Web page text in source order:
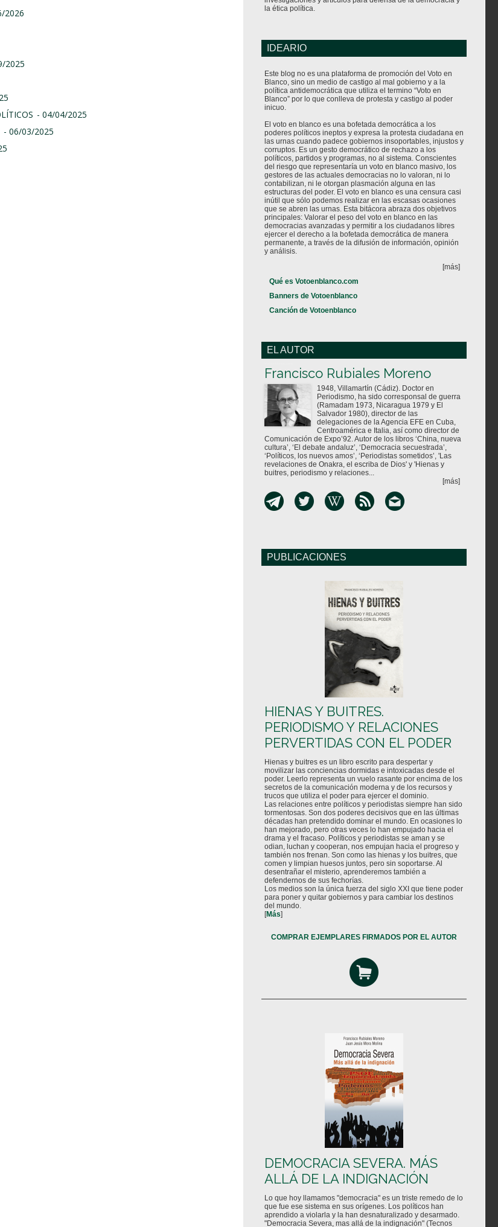
2026
2025
- 04/04/2025
- 06/03/2025
la ética política.
IDEARIO
Este blog no es una plataforma de promoción del Voto en
Blanco, sino un medio de castigo al mal gobierno y a la
política antidemocrática que utiliza el termino “Voto en
Blanco” por lo que conlleva de protesta y castigo al poder
inicuo.
El voto en blanco es una bofetada democrática a los
poderes políticos ineptos y expresa la protesta ciudadana en
las urnas cuando padece gobiernos insoportables, injustos y
corruptos. Es un gesto democrático de rechazo a los
políticos, partidos y programas, no al sistema. Conscientes
del riesgo que representaría un voto en blanco masivo, los
gestores de las actuales democracias no lo valoran, ni lo
contabilizan, ni le otorgan plasmación alguna en las
estructuras del poder. El voto en blanco es una censura casi
inútil que sólo podemos realizar en las escasas ocasiones
que se abren las urnas. Esta bitácora abraza dos objetivos
principales: Valorar el peso del voto en blanco en las
democracias avanzadas y permitir a los ciudadanos libres
ejercer el derecho a la bofetada democrática de manera
permanente, a través de la difusión de información, opinión
y análisis.
[más]
Qué es Votoenblanco.com
Banners de Votoenblanco
Canción de Votoenblanco
EL AUTOR
Francisco Rubiales Moreno
1948, Villamartín (Cádiz). Doctor en
Periodismo, ha sido corresponsal de guerra
(Ramadam 1973, Nicaragua 1979 y El
Salvador 1980), director de las
delegaciones de la Agencia EFE en Cuba,
Centroamérica e Italia, así como director de
Comunicación de Expo’92. Autor de los libros ‘China, nueva
cultura’, ‘El debate andaluz’, ‘Democracia secuestrada’,
‘Políticos, los nuevos amos’, ‘Periodistas sometidos’, 'Las
revelaciones de Onakra, el escriba de Dios' y 'Hienas y
buitres, periodismo y relaciones...
[más]
PUBLICACIONES
HIENAS Y BUITRES.
PERIODISMO Y RELACIONES
PERVERTIDAS CON EL PODER
Hienas y buitres es un libro escrito para despertar y
movilizar las conciencias dormidas e intoxicadas desde el
poder. Leerlo representa un vuelo rasante por encima de los
secretos de la comunicación moderna y de los recursos y
trucos que utiliza el poder para ejercer el dominio.
Las relaciones entre políticos y periodistas siempre han sido
tormentosas. Son dos poderes decisivos que en las últimas
décadas han pretendido dominar el mundo. En ocasiones lo
han mejorado, pero otras veces lo han empujado hacia el
drama y el fracaso. Políticos y periodistas se aman y se
odian, luchan y cooperan, nos empujan hacia el progreso y
también nos frenan. Son como las hienas y los buitres, que
comen y limpian huesos juntos, pero sin soportarse. Al
desentrañar el misterio, aprenderemos también a
defendernos de sus fechorías.
Los medios son la única fuerza del siglo XXI que tiene poder
para poner y quitar gobiernos y para cambiar los destinos
del mundo.
[Más]
COMPRAR EJEMPLARES FIRMADOS POR EL AUTOR
DEMOCRACIA SEVERA. MÁS
ALLÁ DE LA INDIGNACIÓN
Lo que hoy llamamos "democracia" es un triste remedo de lo
que fue ese sistema en sus orígenes. Los políticos han
aprendido a violarla y la han desnaturalizado y desarmado.
"Democracia Severa, mas allá de la indignación" (Tecnos